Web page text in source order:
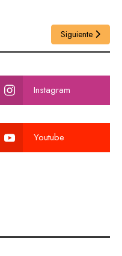
Siguiente
Instagram
Youtube